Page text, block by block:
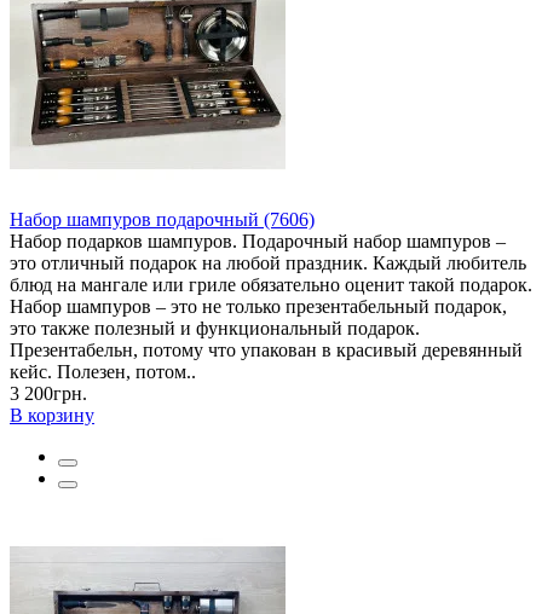
Набор шампуров подарочный (7606)
Набор подарков шампуров. Подарочный набор шампуров –
это отличный подарок на любой праздник. Каждый любитель
блюд на мангале или гриле обязательно оценит такой подарок.
Набор шампуров – это не только презентабельный подарок,
это также полезный и функциональный подарок.
Презентабельн, потому что упакован в красивый деревянный
кейс. Полезен, потом..
3 200грн.
В корзину